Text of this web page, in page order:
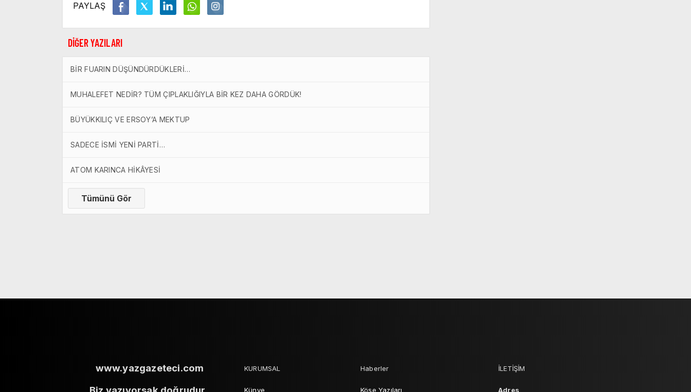
PAYLAŞ
DİĞER YAZILARI
BİR FUARIN DÜŞÜNDÜRDÜKLERİ…
MUHALEFET NEDİR? TÜM ÇIPLAKLIĞIYLA BİR KEZ DAHA GÖRDÜK!
BÜYÜKKILIÇ VE ERSOY’A MEKTUP
SADECE İSMİ YENİ PARTİ…
ATOM KARINCA HİKÂYESİ
Tümünü Gör
www.yazgazeteci.com
KURUMSAL
Künye
Haberler
Köşe Yazıları
İLETİŞİM
Adres